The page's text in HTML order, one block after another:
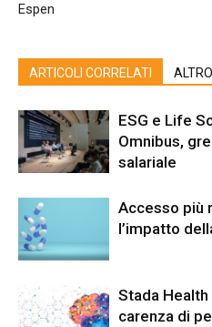
Espen
ARTICOLI CORRELATI
ESG e Life
Omnibus,
salariale
Accesso più
l’impatto
Stada
carenza di